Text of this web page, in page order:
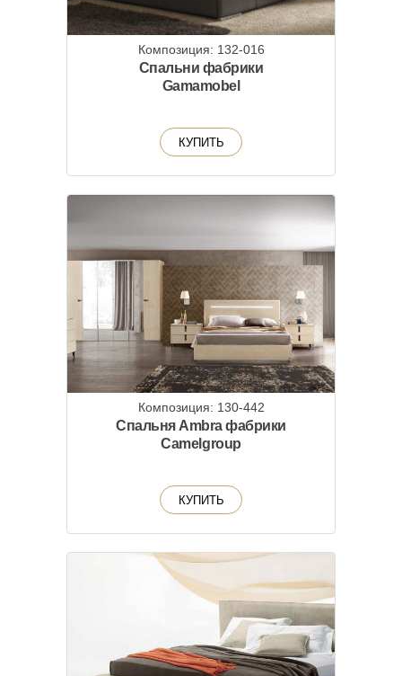
Композиция: 132-016
Спальни фабрики
Gamamobel
КУПИТЬ
Композиция: 130-442
Спальня Ambra фабрики
Camelgroup
КУПИТЬ